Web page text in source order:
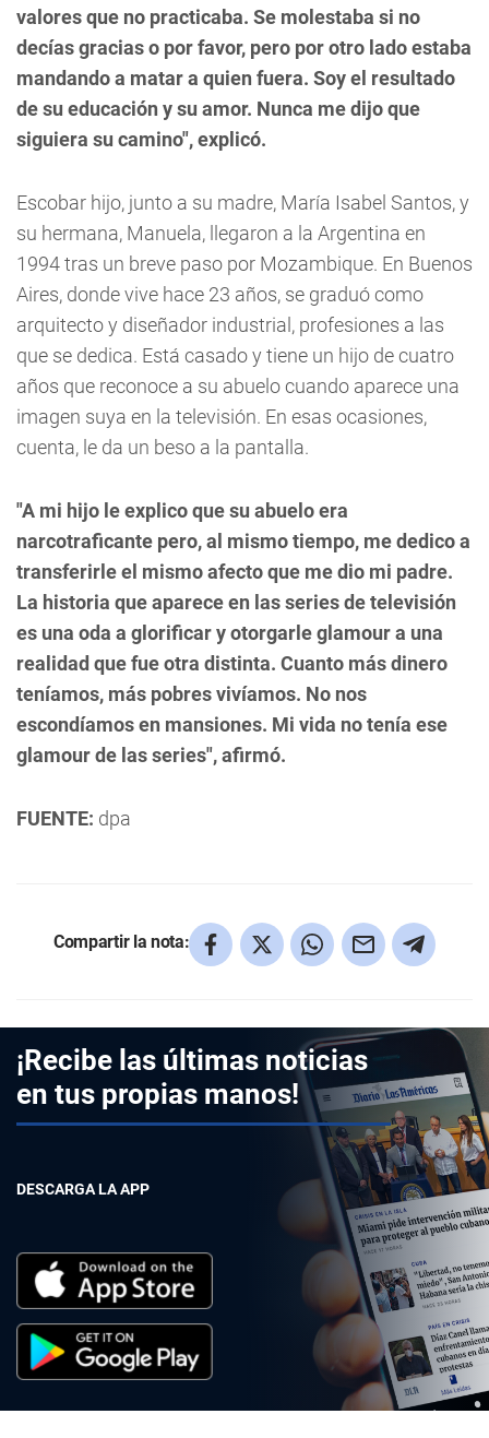
valores que no practicaba. Se molestaba si no
decías gracias o por favor, pero por otro lado estaba
mandando a matar a quien fuera. Soy el resultado
de su educación y su amor. Nunca me dijo que
siguiera su camino", explicó.
Escobar hijo, junto a su madre, María Isabel Santos, y
su hermana, Manuela, llegaron a la Argentina en
1994 tras un breve paso por Mozambique. En Buenos
Aires, donde vive hace 23 años, se graduó como
arquitecto y diseñador industrial, profesiones a las
que se dedica. Está casado y tiene un hijo de cuatro
años que reconoce a su abuelo cuando aparece una
imagen suya en la televisión. En esas ocasiones,
cuenta, le da un beso a la pantalla.
"A mi hijo le explico que su abuelo era
narcotraficante pero, al mismo tiempo, me dedico a
transferirle el mismo afecto que me dio mi padre.
La historia que aparece en las series de televisión
es una oda a glorificar y otorgarle glamour a una
realidad que fue otra distinta. Cuanto más dinero
teníamos, más pobres vivíamos. No nos
escondíamos en mansiones. Mi vida no tenía ese
glamour de las series", afirmó.
FUENTE: dpa
Compartir la nota:
¡Recibe las últimas noticias
en tus propias manos!
DESCARGA LA APP